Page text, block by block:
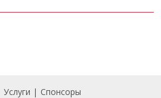
Услуги Спонсоры